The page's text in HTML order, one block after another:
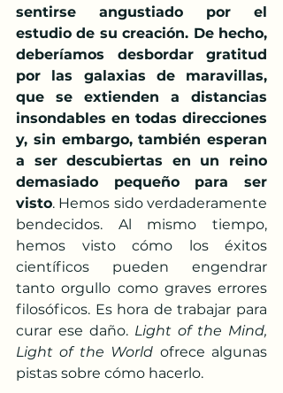
sentirse angustiado por el
estudio de su creación. De hecho,
deberíamos desbordar gratitud
por las galaxias de maravillas,
que se extienden a distancias
insondables en todas direcciones
y, sin embargo, también esperan
a ser descubiertas en un reino
demasiado pequeño para ser
visto. Hemos sido verdaderamente
bendecidos. Al mismo tiempo,
hemos visto cómo los éxitos
científicos pueden engendrar
tanto orgullo como graves errores
filosóficos. Es hora de trabajar para
curar ese daño. Light of the Mind,
Light of the World ofrece algunas
pistas sobre cómo hacerlo.